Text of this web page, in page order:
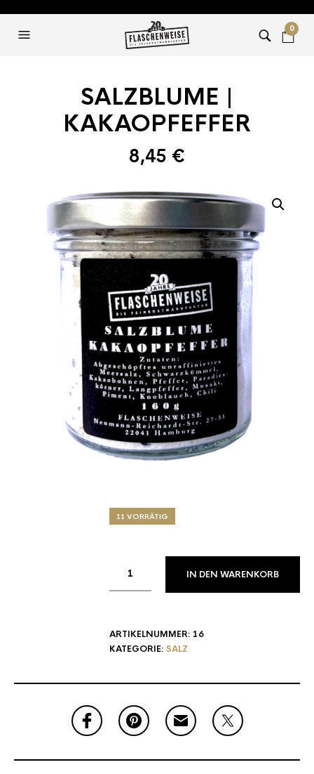
0
SALZBLUME |
KAKAOPFEFFER
8,45 €
11 VORRÄTIG
IN DEN WARENKORB
ARTIKELNUMMER: 16
KATEGORIE: SALZ